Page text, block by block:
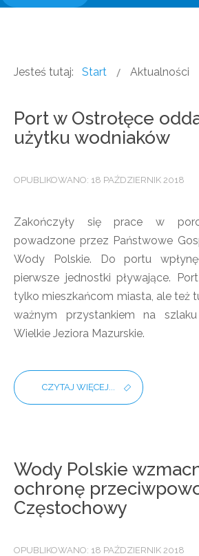
Jesteś tutaj: Start Aktualności
Port w Ostrołęce
użytku wodniaków
OPUBLIKOWANO: 18 PAŹDZIERNIK 2018
Zakończyły się prace w
powadzone przez Państwowe
Wody Polskie. Do portu
pierwsze jednostki pływające.
tylko mieszkańcom miasta, ale też
ważnym przystankiem na
Wielkie Jeziora Mazurskie.
CZYTAJ WIĘCEJ...
Wody Polskie
ochronę
Częstochowy
OPUBLIKOWANO: 18 PAŹDZIERNIK 2018